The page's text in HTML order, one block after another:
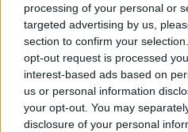
processing of your personal or
targeted advertising by us,
section to confirm your
opt-out request is processed
interest-based ads based on
us or personal information
your opt-out. You may
disclosure of your personal